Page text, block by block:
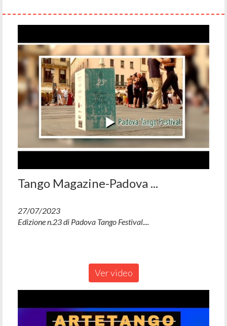
Tango Magazine-Padova ...
27/07/2023
Edizione n.23 di Padova Tango Festival....
Ver video